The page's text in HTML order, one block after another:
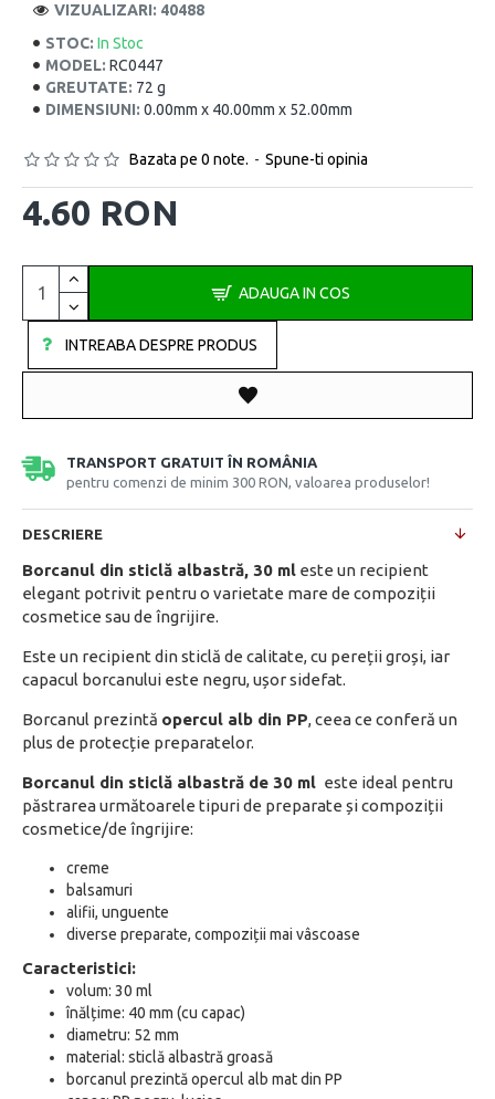
STOC: In Stoc
MODEL: RC0447
GREUTATE: 72 g
DIMENSIUNI: 0.00mm x 40.00mm x 52.00mm
VIZUALIZARI: 40488
Bazata pe 0 note. - Spune-ti opinia
4.60 RON
ADAUGA IN COS
INTREABA DESPRE PRODUS
TRANSPORT GRATUIT ÎN ROMÂNIA
pentru comenzi de minim 300 RON, valoarea produselor!
DESCRIERE
Borcanul din sticlă albastră, 30 ml este un recipient
elegant potrivit pentru o varietate mare de compoziții
cosmetice sau de îngrijire.
Este un recipient din sticlă de calitate, cu pereții groși, iar
capacul borcanului este negru, ușor sidefat.
Borcanul prezintă opercul alb din PP, ceea ce conferă un
plus de protecție preparatelor.
Borcanul din sticlă albastră de 30 ml este ideal pentru
păstrarea următoarele tipuri de preparate și compoziții
cosmetice/de îngrijire:
creme
balsamuri
alifii, unguente
diverse preparate, compoziții mai vâscoase
Caracteristici:
volum: 30 ml
înălțime: 40 mm (cu capac)
diametru: 52 mm
material: sticlă albastră groasă
borcanul prezintă opercul alb mat din PP